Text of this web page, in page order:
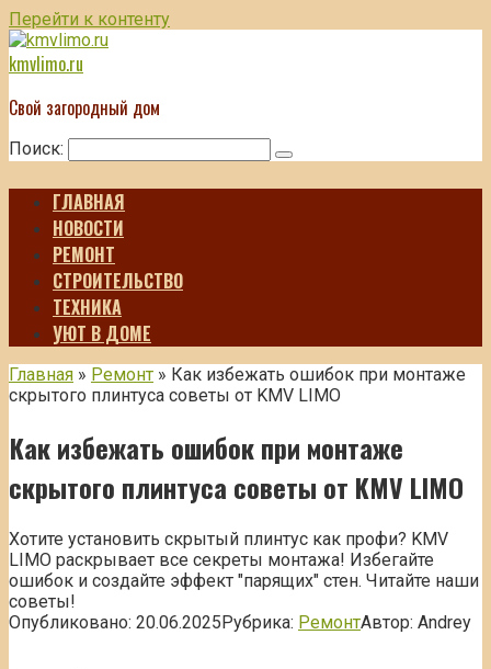
Перейти к контенту
kmvlimo.ru
Свой загородный дом
Поиск:
ГЛАВНАЯ
НОВОСТИ
РЕМОНТ
СТРОИТЕЛЬСТВО
ТЕХНИКА
УЮТ В ДОМЕ
Главная » Ремонт » Как избежать ошибок при монтаже
скрытого плинтуса советы от KMV LIMO
Как избежать ошибок при монтаже
скрытого плинтуса советы от KMV LIMO
Хотите установить скрытый плинтус как профи? KMV
LIMO раскрывает все секреты монтажа! Избегайте
ошибок и создайте эффект "парящих" стен. Читайте наши
советы!
Опубликовано: 20.06.2025Рубрика: РемонтАвтор: Andrey